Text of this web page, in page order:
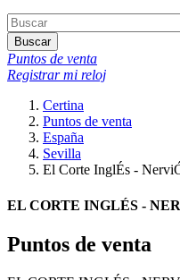
Buscar
Puntos de venta
Registrar mi reloj
Certina
Puntos de venta
España
Sevilla
El Corte InglÉs -
EL CORTE INGLÉS -
Puntos de venta